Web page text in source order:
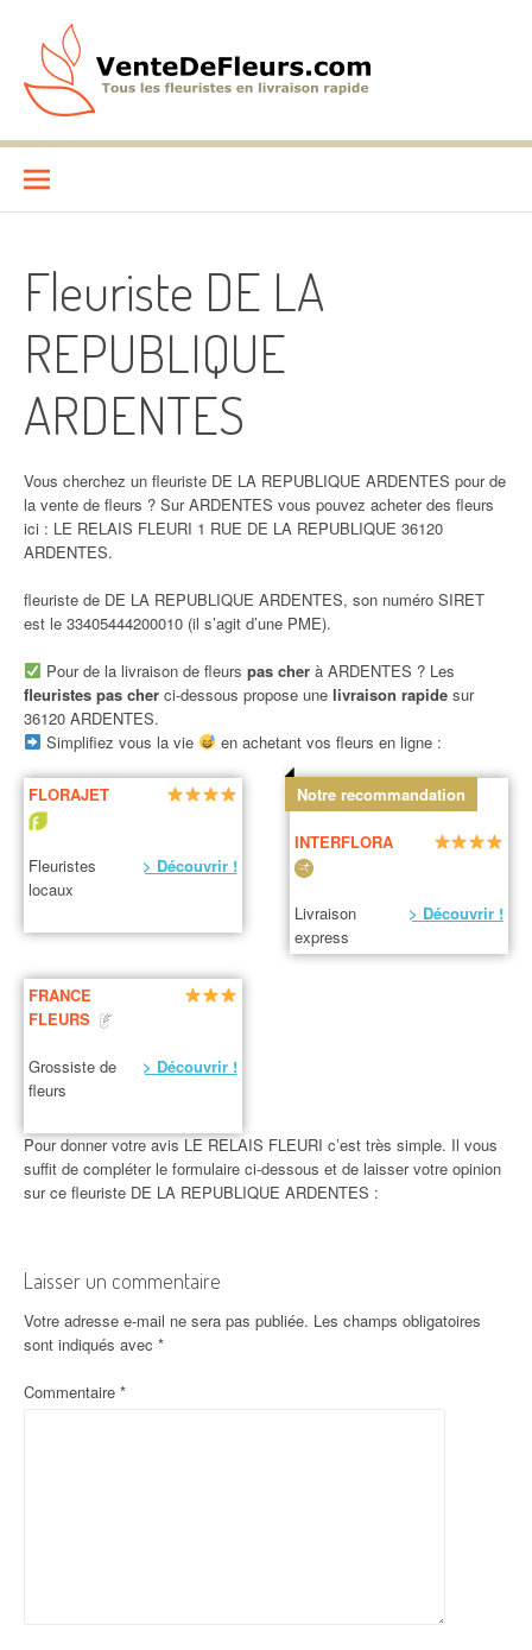
contenu
VenteDeFleurs.com
Fleuriste DE LA
REPUBLIQUE
ARDENTES
Vous cherchez un fleuriste DE LA REPUBLIQUE ARDENTES pour de
la vente de fleurs ? Sur ARDENTES vous pouvez acheter des fleurs
ici : LE RELAIS FLEURI 1 RUE DE LA REPUBLIQUE 36120
ARDENTES.
fleuriste de DE LA REPUBLIQUE ARDENTES, son numéro SIRET
est le 33405444200010 (il s’agit d’une PME).
Pour de la livraison de fleurs pas cherà ARDENTES ? Les
fleuristes pas cher ci-dessous propose une livraison rapide sur
36120 ARDENTES.
Simplifiez vous la vie
en achetant vos fleurs en ligne :
FLORAJET
Fleuristes
locaux
> Découvrir !
Notre recommandation
INTERFLORA
Livraison
express
> Découvrir !
FRANCE
FLEURS
Grossiste de
fleurs
> Découvrir !
Pour donner votre avis LE RELAIS FLEURI c’est très simple. Il vous
suffit de compléter le formulaire ci-dessous et de laisser votre opinion
sur ce fleuriste DE LA REPUBLIQUE ARDENTES :
Laisser un commentaire
Votre adresse e-mail ne sera pas publiée. Les champs obligatoires
sont indiqués avec *
Commentaire *